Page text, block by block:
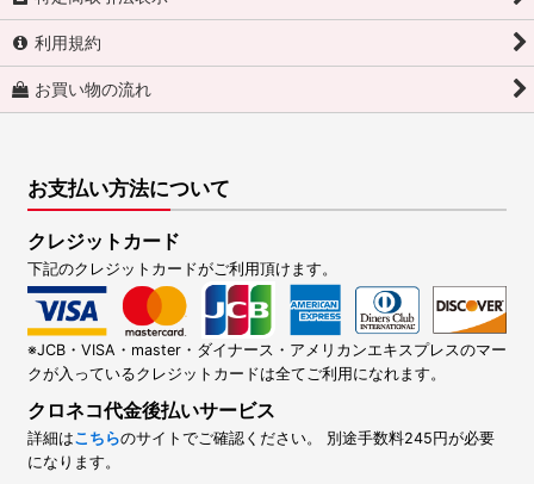
利用規約
お買い物の流れ
お支払い方法について
クレジットカード
下記のクレジットカードがご利用頂けます。
※JCB・VISA・master・ダイナース・アメリカンエキスプレスのマー
クが入っているクレジットカードは全てご利用になれます。
クロネコ代金後払いサービス
詳細はこちらのサイトでご確認ください。 別途手数料245円が必要
になります。